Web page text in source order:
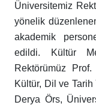
Üniversitemiz
yönelik
akademik
edildi. Kültür
Rektörümüz
Kültür, Dil ve
Derya Örs,